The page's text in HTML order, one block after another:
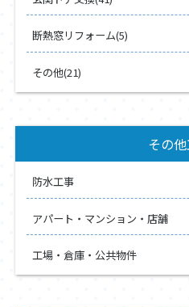
断熱窓リフォーム(5)
その他(21)
その
防水工事
アパート・マンション・店舗
工場・倉庫・公共物件